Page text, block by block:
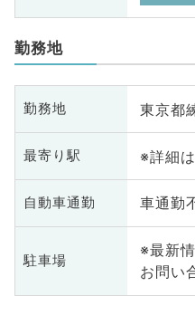
勤務地
勤務地 東京都
最寄り駅 ※詳細
自動車通勤 車通勤
駐車場
※最新
お問い